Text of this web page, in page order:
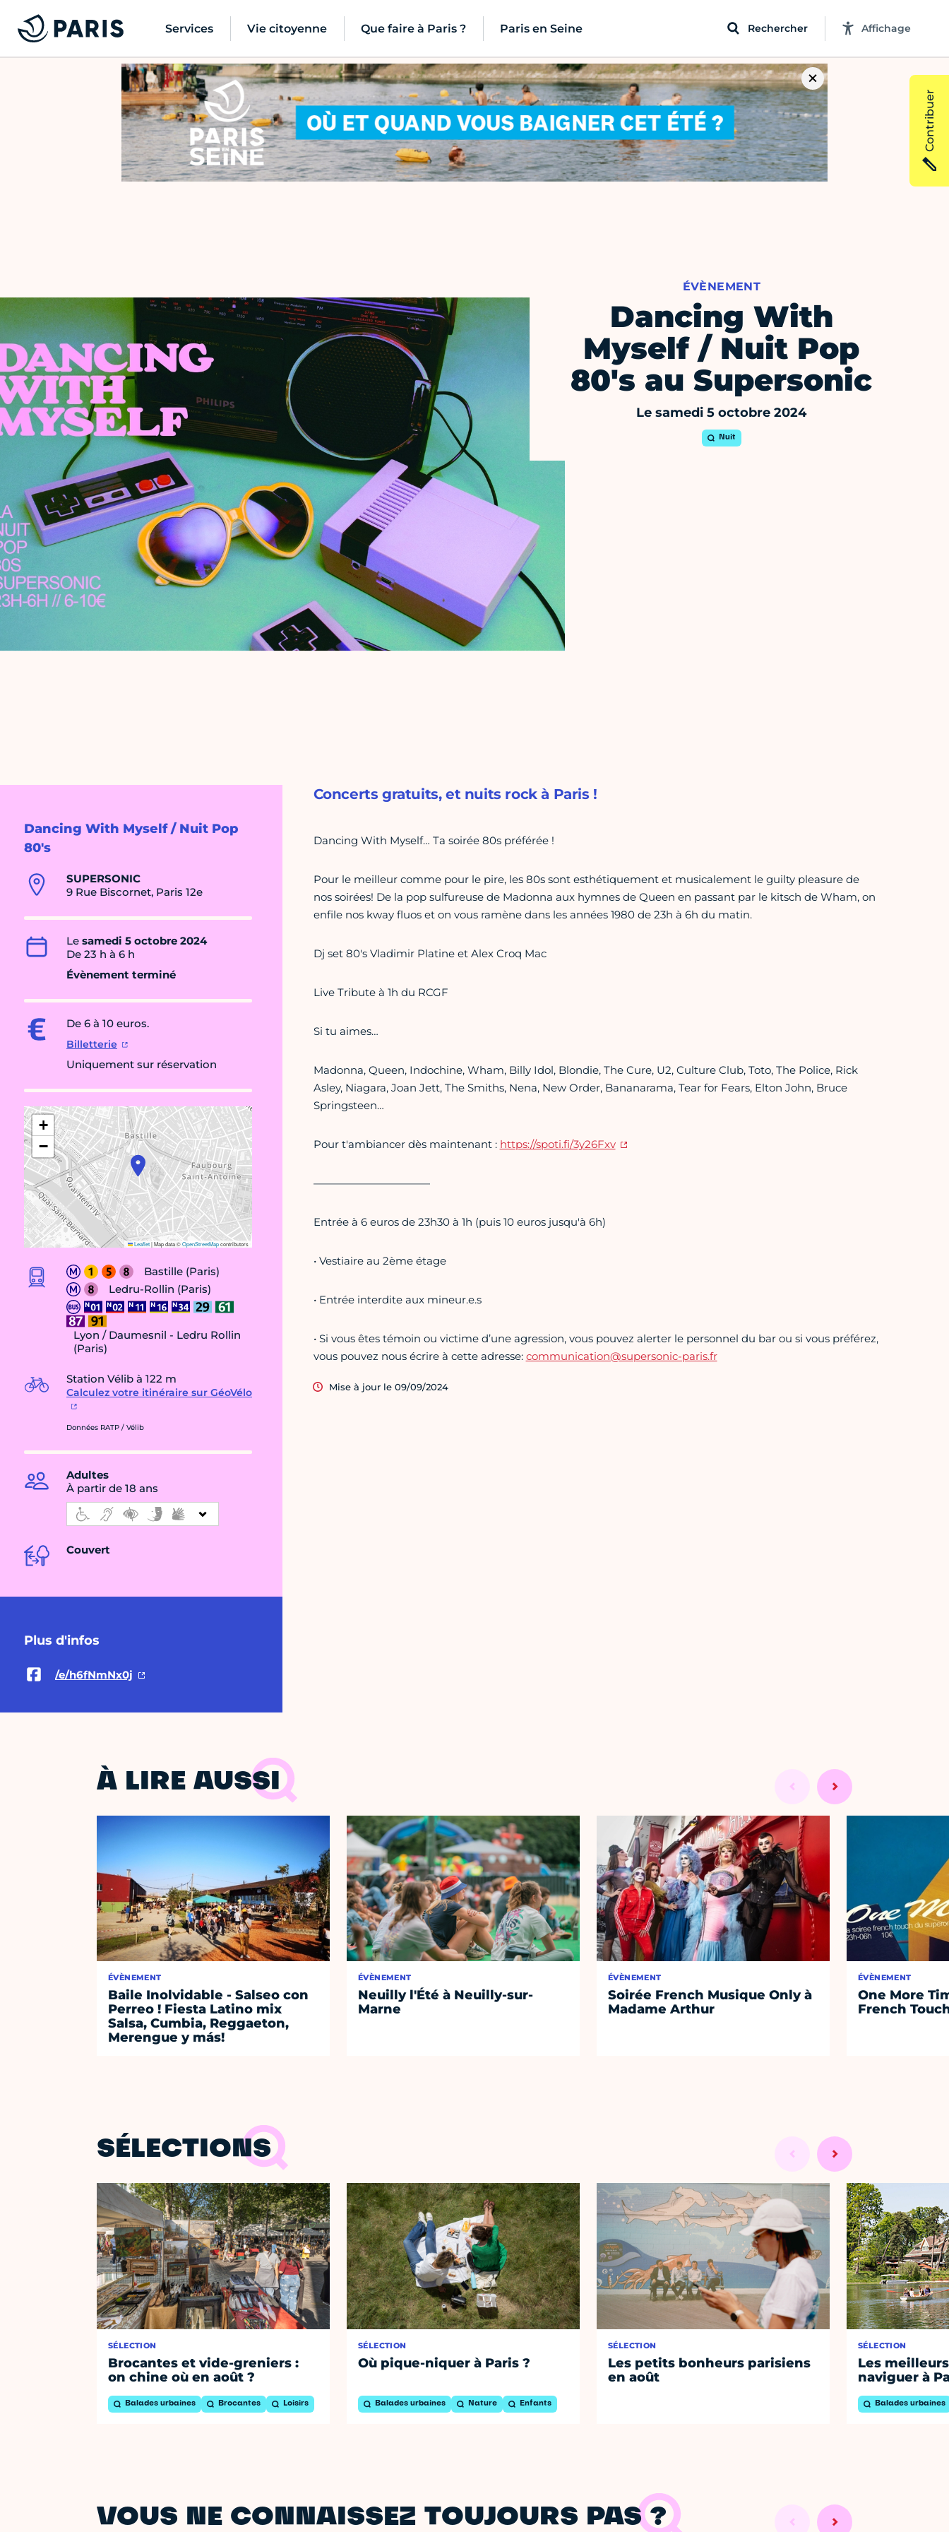
Services Vie citoyenne Que faire à Paris ? Paris en Seine Rechercher Affichage
ÉVÈNEMENT
Dancing With
Myself / Nuit Pop
80's au Supersonic
Le samedi 5 octobre 2024
Nuit
Dancing With Myself / Nuit Pop
80's
SUPERSONIC
9 Rue Biscornet, Paris 12e
Le samedi 5 octobre 2024
De 23 h à 6 h
Évènement terminé
De 6 à 10 euros.
Billetterie
Uniquement sur réservation
+
−
Leaflet|Map data ©OpenStreetMapcontributors
Bastille (Paris)
Ledru-Rollin (Paris)
Lyon / Daumesnil - Ledru Rollin
(Paris)
Station Vélib à 122 m
Calculez votre itinéraire sur GéoVélo
Données RATP / Vélib
Adultes
À partir de 18 ans
Couvert
Plus d'infos
/e/h6fNmNx0j
Concerts gratuits, et nuits rock à Paris !
Dancing With Myself… Ta soirée 80s préférée !
Pour le meilleur comme pour le pire, les 80s sont esthétiquement et musicalement le guilty pleasure de
nos soirées! De la pop sulfureuse de Madonna aux hymnes de Queen en passant par le kitsch de Wham, on
enfile nos kway fluos et on vous ramène dans les années 1980 de 23h à 6h du matin.
Dj set 80's Vladimir Platine et Alex Croq Mac
Live Tribute à 1h du RCGF
Si tu aimes…
Madonna, Queen, Indochine, Wham, Billy Idol, Blondie, The Cure, U2, Culture Club, Toto, The Police, Rick
Asley, Niagara, Joan Jett, The Smiths, Nena, New Order, Bananarama, Tear for Fears, Elton John, Bruce
Springsteen…
Pour t'ambiancer dès maintenant : https://spoti.fi/3y26Fxv
———————————
Entrée à 6 euros de 23h30 à 1h (puis 10 euros jusqu'à 6h)
• Vestiaire au 2ème étage
• Entrée interdite aux mineur.e.s
• Si vous êtes témoin ou victime d’une agression, vous pouvez alerter le personnel du bar ou si vous préférez,
vous pouvez nous écrire à cette adresse: communication@supersonic-paris.fr
Mise à jour le 09/09/2024
À LIRE AUSSI
ÉVÈNEMENT
Baile Inolvidable - Salseo con
Perreo ! Fiesta Latino mix
Salsa, Cumbia, Reggaeton,
Merengue y más!
ÉVÈNEMENT
Neuilly l'Été à Neuilly-sur-
Marne
ÉVÈNEMENT
Soirée French Musique Only à
Madame Arthur
ÉVÈNEMENT
One More
French
SÉLECTIONS
SÉLECTION
Brocantes et vide-greniers :
on chine où en août ?
Balades urbaines Brocantes Loisirs
SÉLECTION
Où pique-niquer à Paris ?
Balades urbaines Nature Enfants
SÉLECTION
Les petits bonheurs parisiens
en août
SÉLECTION
Les
naviguer à
Balades urbaines
VOUS NE CONNAISSEZ TOUJOURS PAS ?
Contribuer